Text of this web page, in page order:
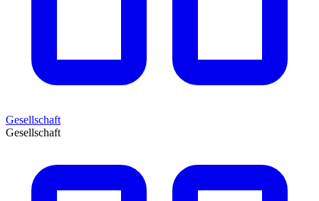
Gesellschaft
Gesellschaft